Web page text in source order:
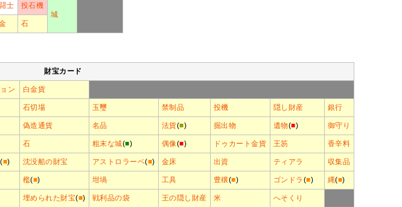
士
投石機
城
石
財宝カード
ン 白金貨
石切場 玉璽 禁制品 投機 隠し財産 銀行
偽造通貨 名品 法貨(■) 掘出物 遺物(■) 御守り
石 粗末な城(■) 偶像(■) ドゥカート金貨 王笏 香辛料
(■) 沈没船の財宝 アストロラーベ(■) 金床 出資 ティアラ 収集品
檻(■) 坩堝 工具 豊穣(■) ゴンドラ (■) 縄(■)
埋められた財宝(■) 戦利品の袋 王の隠し財産 米 へそくり